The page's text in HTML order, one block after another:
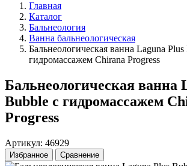
Главная
Каталог
Бальнеология
Ванна бальнеологическая
Бальнеологическая ванна Laguna
гидромассажем Chirana Progress
Бальнеологическая ванна
Bubble с гидромассажем
Progress
Артикул: 46929
Избранное Сравнение